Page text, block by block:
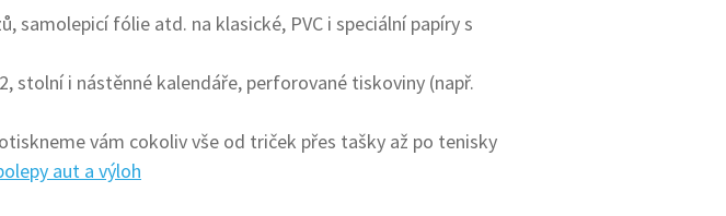
samolepicí fólie atd. na klasické, PVC i speciální papíry s
stolní i nástěnné kalendáře, perforované tiskoviny (např.
vám cokoliv vše od triček přes tašky až po tenisky
aut a výloh